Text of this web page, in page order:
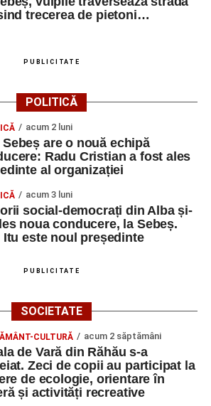
– vioară
– contrabas
violoncel
– Punct oficial de înscrieri și informații
22 AUGUST 2026
Cultural „Lucian
competiția„Cicloaventurier de
trecerea de pietoni…
PUBLICITATE
POLITICĂ
acum 2 luni
Sebeș are o nouă echipă
Radu Cristian a fost ales
al organizației
acum 3 luni
social-democrați din Alba și-
noua conducere, la Sebeș.
Itu este noul președinte
PUBLICITATE
SOCIETATE
CULTURĂ acum 2 săptămâni
de Vară din Răhău s-a
Zeci de copii au participat la
de ecologie, orientare în
și activități recreative